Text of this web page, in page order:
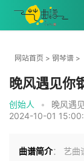
网站首页 > 钢琴谱 >
晚风遇见你
创始人 • 晚风遇
2024-10-01
曲谱简介： 艺曲